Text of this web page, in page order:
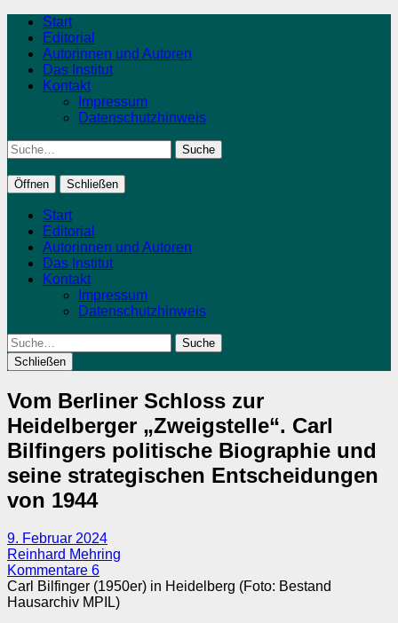
Start
Editorial
Autorinnen und Autoren
Das Institut
Kontakt
Impressum
Datenschutzhinweis
Suche
Öffnen Schließen
Start
Editorial
Autorinnen und Autoren
Das Institut
Kontakt
Impressum
Datenschutzhinweis
Suche
Schließen
Vom Berliner Schloss zur
Heidelberger „Zweigstelle“. Carl
Bilfingers politische Biographie und
seine strategischen Entscheidungen
von 1944
9. Februar 2024
Reinhard Mehring
Kommentare 6
Carl Bilfinger (1950er) in Heidelberg (Foto: Bestand
Hausarchiv MPIL)